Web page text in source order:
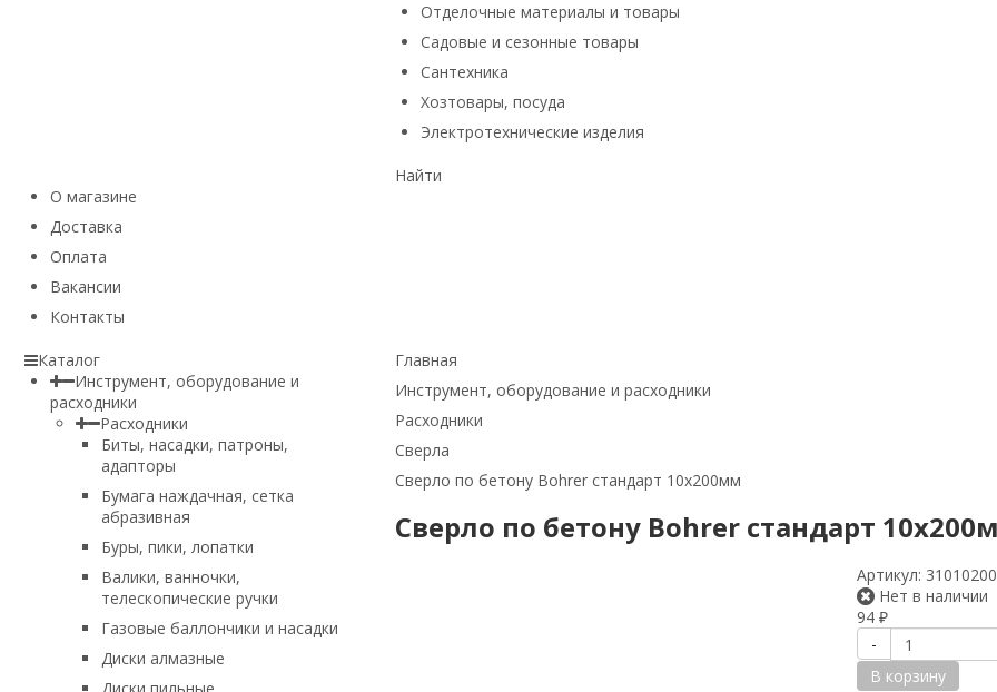
Отделочные материалы и товары
Садовые и сезонные товары
Сантехника
Хозтовары, посуда
Электротехнические изделия
Найти
О магазине
Доставка
Оплата
Вакансии
Контакты
Главная
Инструмент, оборудование и расходники
Расходники
Сверла
Сверло по бетону Bohrer стандарт 10х200мм
Сверло по бетону Bohrer стандарт
Артикул: 31010200
Нет в наличии
94₽
-
В корзину
Каталог
Инструмент, оборудование и
расходники
Расходники
Биты, насадки, патроны,
адапторы
Бумага наждачная, сетка
абразивная
Буры, пики, лопатки
Валики, ванночки,
телескопические ручки
Газовые баллончики и насадки
Диски алмазные